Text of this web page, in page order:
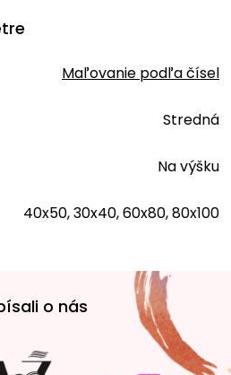
Maľovanie podľa čísel
Stredná
Na výšku
40x50, 30x40, 60x80, 80x100
o nás